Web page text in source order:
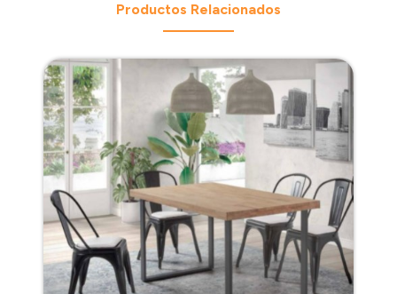
Productos Relacionados